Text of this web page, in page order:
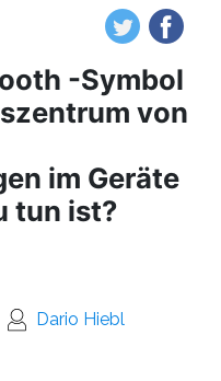
-Symbol
von
im Geräte
tun ist?
Dario Hiebl